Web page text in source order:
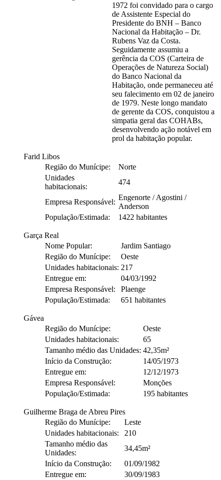
1972 foi convidado para o cargo
de Assistente Especial do
Presidente do BNH – Banco
Nacional da Habitação – Dr.
Rubens Vaz da Costa.
Seguidamente assumiu a
gerência da COS (Carteira de
Operações de Natureza Social)
do Banco Nacional da
Habitação, onde permaneceu até
seu falecimento em 02 de janeiro
de 1979. Neste longo mandato
de gerente da COS, conquistou a
simpatia geral das COHABs,
desenvolvendo ação notável em
prol da habitação popular.
Farid Libos
Região do Munícipe:
Norte
Unidades
habitacionais:
474
Empresa Responsável:
Engenorte / Agostini /
Anderson
População/Estimada:
1422 habitantes
Garça Real
Nome Popular:
Jardim Santiago
Região do Munícipe:
Oeste
Unidades habitacionais: 217
Entregue em:
04/03/1992
Empresa Responsável:
Plaenge
População/Estimada:
651 habitantes
Gávea
Região do Munícipe:
Oeste
Unidades habitacionais:
65
Tamanho médio das Unidades: 42,35m²
Início da Construção:
14/05/1973
Entregue em:
12/12/1973
Empresa Responsável:
Monções
População/Estimada:
195 habitantes
Guilherme Braga de Abreu Pires
Região do Munícipe:
Leste
Unidades habitacionais:
210
Tamanho médio das
Unidades:
34,45m²
Início da Construção:
01/09/1982
Entregue em:
30/09/1983